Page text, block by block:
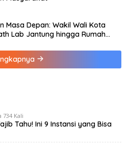
Masa Depan: Wakil Wali Kota
Lab Jantung hingga Rumah
734 Kali
Tahu! Ini 9 Instansi yang Bisa